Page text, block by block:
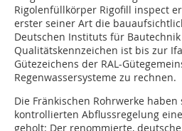
Rigolenfüllkörper Rigofill inspect
erster seiner Art die
Deutschen Instituts für Bautechnik
Qualitätskennzeichen ist bis zur
Gütezeichens der RAL-
Regenwassersysteme zu rechnen.
Die Fränkischen Rohrwerke
kontrollierten Abflussregelung
geholt: Der renommierte,